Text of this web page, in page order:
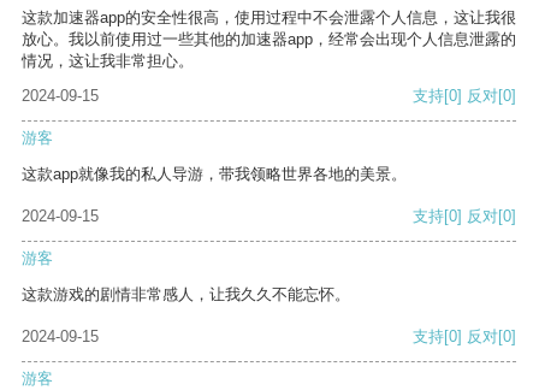
这款加速器app的安全性很高，使用过程中不会泄露个人信息，这让我很
放心。我以前使用过一些其他的加速器app，经常会出现个人信息泄露的
情况，这让我非常担心。
2024-09-15
支持[0] 反对[0]
游客
这款app就像我的私人导游，带我领略世界各地的美景。
2024-09-15 支持[0] 反对[0]
游客
这款游戏的剧情非常感人，让我久久不能忘怀。
2024-09-15 支持[0] 反对[0]
游客